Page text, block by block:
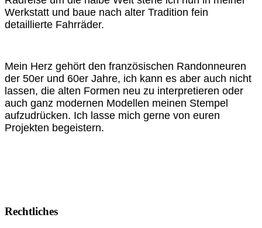
Werkstatt und baue nach alter Tradition fein
detaillierte Fahrräder.
Mein Herz gehört den französischen Randonneuren
der 50er und 60er Jahre, ich kann es aber auch nicht
lassen, die alten Formen neu zu interpretieren oder
auch ganz modernen Modellen meinen Stempel
aufzudrücken. Ich lasse mich gerne von euren
Projekten begeistern.
Rechtliches